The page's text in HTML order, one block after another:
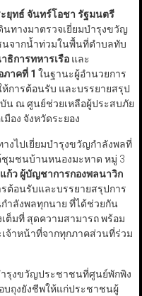
ยุทธ์ จันทร์โอชา รัฐมนตรี
นทางมาตรวจเยี่ยมบำรุงขวัญ
จากน้ำท่วมในพื้นที่ตำบลทับ
ธิการทหารเรือและ
ภาคที่ 1 ในฐานะผู้อำนวยการ
การต้อนรับ และบรรยายสรุป
น ณ ศูนย์ช่วยเหลือผู้ประสบภัย
อง จังหวัดระยอง
งไปเยี่ยมบำรุงขวัญกำลังพลที่
มชนบ้านหนองมะหาด หมู่ 3
ก้ว ผู้บัญชาการกองพลนาวิก
ต้อนรับและบรรยายสรุปการ
ำลังพลทุกนาย ที่ได้ช่วยกัน
ต็มที่ สุดความสามารถ พร้อม
จ้าหน้าที่จากทุกภาคส่วนที่ร่วม
ำรุงขวัญประชาชนที่ศูนย์พักพิง
บถุงยังชีพให้แก่ประชาชนผู้